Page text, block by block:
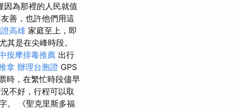
因為那裡的人民就值
善，也許他們用這
高雄 家庭至上，即
是在尖峰時段。
按摩排毒推薦 出行
拿 辦理台胞證 GPS
時，在繁忙時段儘早
不好，行程可以取
。 《聖克里斯多福